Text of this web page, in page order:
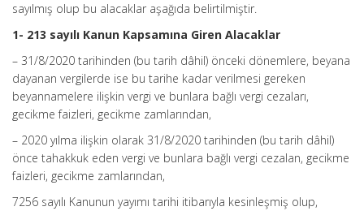
sayılmış olup bu alacaklar aşağıda belirtilmiştir.
1- 213 sayılı Kanun Kapsamına Giren Alacaklar
– 31/8/2020 tarihinden (bu tarih dâhil) önceki dönemlere, beyana
dayanan vergilerde ise bu tarihe kadar verilmesi gereken
beyannamelere ilişkin vergi ve bunlara bağlı vergi cezaları,
gecikme faizleri, gecikme zamlarından,
– 2020 yılma ilişkin olarak 31/8/2020 tarihinden (bu tarih dâhil)
önce tahakkuk eden vergi ve bunlara bağlı vergi cezalan, gecikme
faizleri, gecikme zamlarından,
7256 sayılı Kanunun yayımı tarihi itibarıyla kesinleşmiş olup,